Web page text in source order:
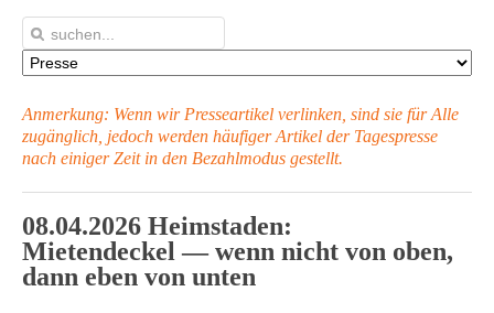
Anmerkung: Wenn wir Presseartikel verlinken, sind sie für Alle
zugänglich, jedoch werden häufiger Artikel der Tagespresse
nach einiger Zeit in den Bezahlmodus gestellt.
08.04.2026 Heimstaden:
Mietendeckel — wenn nicht von oben,
dann eben von unten